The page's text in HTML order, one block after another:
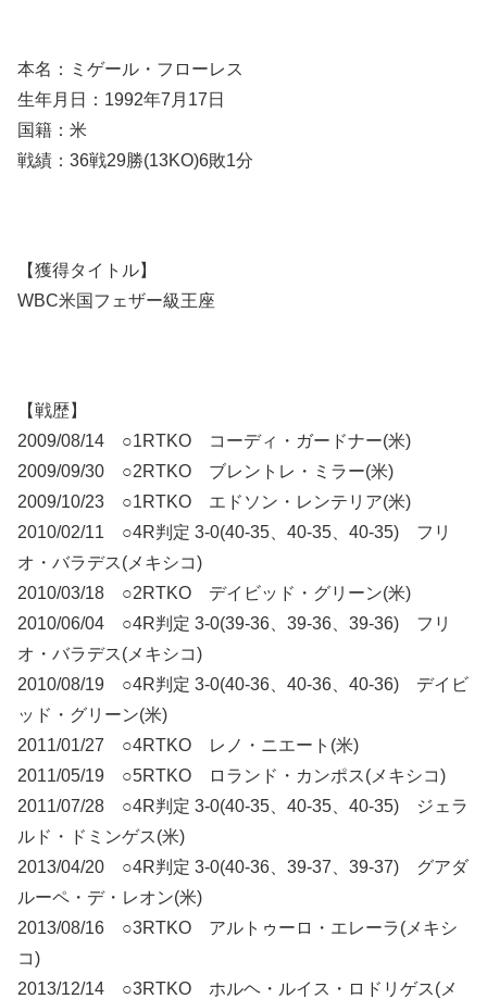
本名：ミゲール・フローレス
生年月日：1992年7月17日
国籍：米
戦績：36戦29勝(13KO)6敗1分
【獲得タイトル】
WBC米国フェザー級王座
【戦歴】
2009/08/14 ○1RTKO コーディ・ガードナー(米)
2009/09/30 ○2RTKO ブレントレ・ミラー(米)
2009/10/23 ○1RTKO エドソン・レンテリア(米)
2010/02/11 ○4R判定 3-0(40-35、40-35、40-35) フリ
オ・バラデス(メキシコ)
2010/03/18 ○2RTKO デイビッド・グリーン(米)
2010/06/04 ○4R判定 3-0(39-36、39-36、39-36) フリ
オ・バラデス(メキシコ)
2010/08/19 ○4R判定 3-0(40-36、40-36、40-36) デイビ
ッド・グリーン(米)
2011/01/27 ○4RTKO レノ・ニエート(米)
2011/05/19 ○5RTKO ロランド・カンポス(メキシコ)
2011/07/28 ○4R判定 3-0(40-35、40-35、40-35) ジェラ
ルド・ドミンゲス(米)
2013/04/20 ○4R判定 3-0(40-36、39-37、39-37) グアダ
ルーペ・デ・レオン(米)
2013/08/16 ○3RTKO アルトゥーロ・エレーラ(メキシ
コ)
2013/12/14 ○3RTKO ホルヘ・ルイス・ロドリゲス(メ